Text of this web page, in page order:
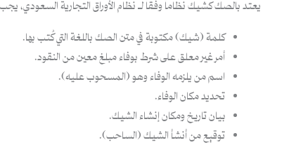
يعتد بالصك كشيك نظاماً وفقاً لـ نظام الأوراق التجارية السعودي،
كلمة (شيك) مكتوبة في متن الصك باللغة التي كُتب بها.
أمر غير معلق على شرط بوفاء مبلغ معين من النقود.
اسم من يلزمه الوفاء وهو (المسحوب عليه).
تحديد مكان الوفاء.
بيان تاريخ ومكان إنشاء الشيك.
توقيع من أنشأ الشيك (الساحب).